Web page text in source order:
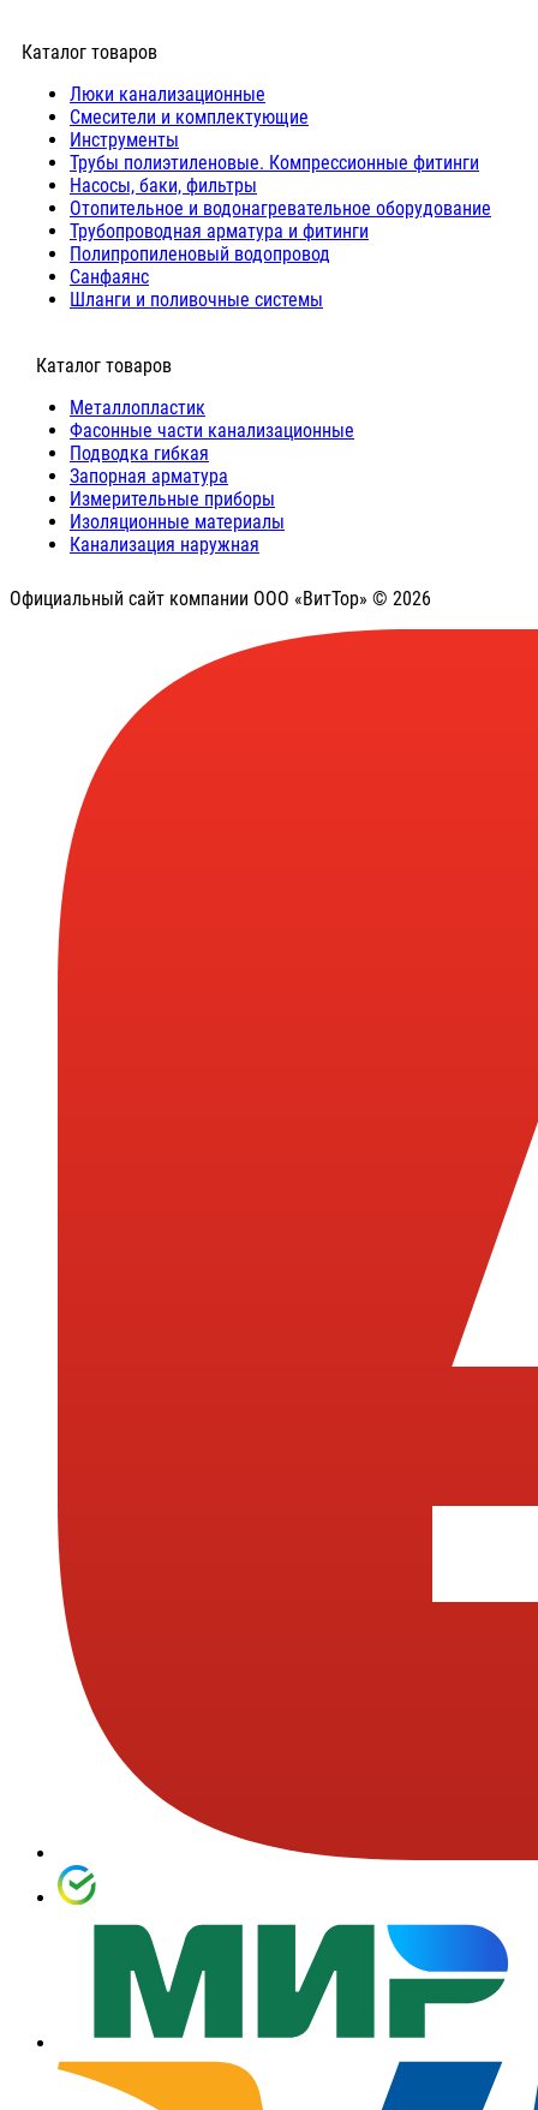
Каталог товаров
Люки канализационные
Cмесители и комплектующие
Инструменты
Трубы полиэтиленовые. Компрессионные фитинги
Насосы, баки, фильтры
Отопительное и водонагревательное оборудование
Трубопроводная арматура и фитинги
Полипропиленовый водопровод
Санфаянс
Шланги и поливочные системы
⠀Каталог товаров
Металлопластик
Фасонные части канализационные
Подводка гибкая
Запорная арматура
Измерительные приборы
Изоляционные материалы
Канализация наружная
Официальный сайт компании ООО «ВитТор» © 2026